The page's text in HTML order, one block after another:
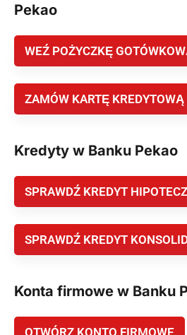
Pekao
WEŹ POŻYCZKĘ
ZAMÓW KARTĘ KREDYTOWĄ
Kredyty w Banku Pekao
SPRAWDŹ KREDYT
SPRAWDŹ KREDYT
Konta firmowe w Banku